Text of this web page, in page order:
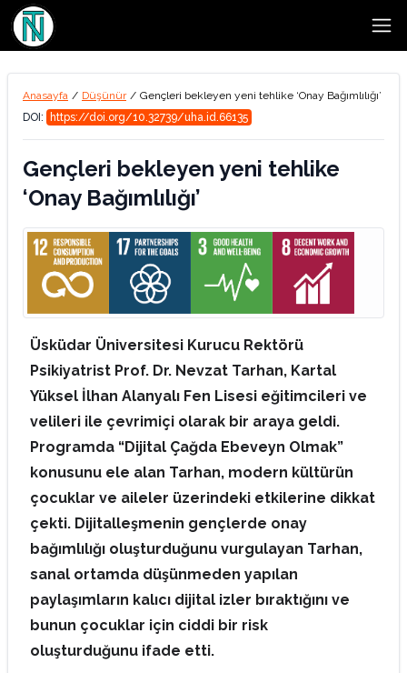
Anasayfa / Düşünür /
Gençleri bekleyen yeni tehlike ‘Onay Bağımlılığı’
DOI:
https://doi.org/10.32739/uha.id.66135
Gençleri bekleyen yeni tehlike
‘Onay Bağımlılığı’
Üsküdar Üniversitesi Kurucu Rektörü
Psikiyatrist Prof. Dr. Nevzat Tarhan, Kartal
Yüksel İlhan Alanyalı Fen Lisesi eğitimcileri ve
velileri ile çevrimiçi olarak bir araya geldi.
Programda “Dijital Çağda Ebeveyn Olmak”
konusunu ele alan Tarhan, modern kültürün
çocuklar ve aileler üzerindeki etkilerine dikkat
çekti. Dijitalleşmenin gençlerde onay
bağımlılığı oluşturduğunu vurgulayan Tarhan,
sanal ortamda düşünmeden yapılan
paylaşımların kalıcı dijital izler bıraktığını ve
bunun çocuklar için ciddi bir risk
oluşturduğunu ifade etti.